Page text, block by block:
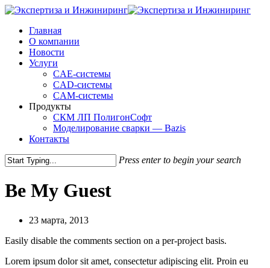
Skip
main
content
Menu
Главная
О компании
Новости
Услуги
CAE-системы
CAD-системы
CAM-системы
Продукты
СКМ ЛП ПолигонСофт
Моделирование сварки — Bazis
Контакты
Press enter to begin your search
Search
Be My Guest
23 марта, 2013
Easily disable the comments section on a per-project basis.
Lorem ipsum dolor sit amet, consectetur adipiscing elit. Proin eu